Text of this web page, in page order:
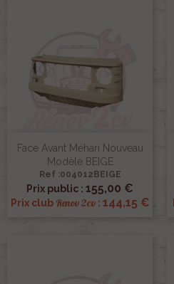
Face Avant Méhari Nouveau
Modèle BEIGE
Ref :004012BEIGE
Prix public : 155,00 €
Prix club Renov 2cv: 144,15 €